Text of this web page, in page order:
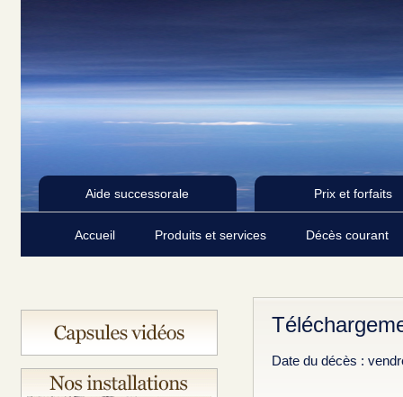
Aide successorale Prix et forfaits
Accueil Produits et services Décès courant
Date du décès :